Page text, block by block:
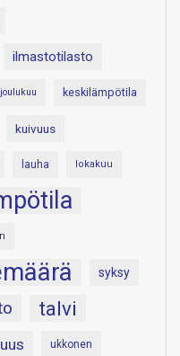
ilmastotilasto
joulukuu keskilämpötila
kuivuus
lauha lokakuu
syksy
talvi
ukkonen